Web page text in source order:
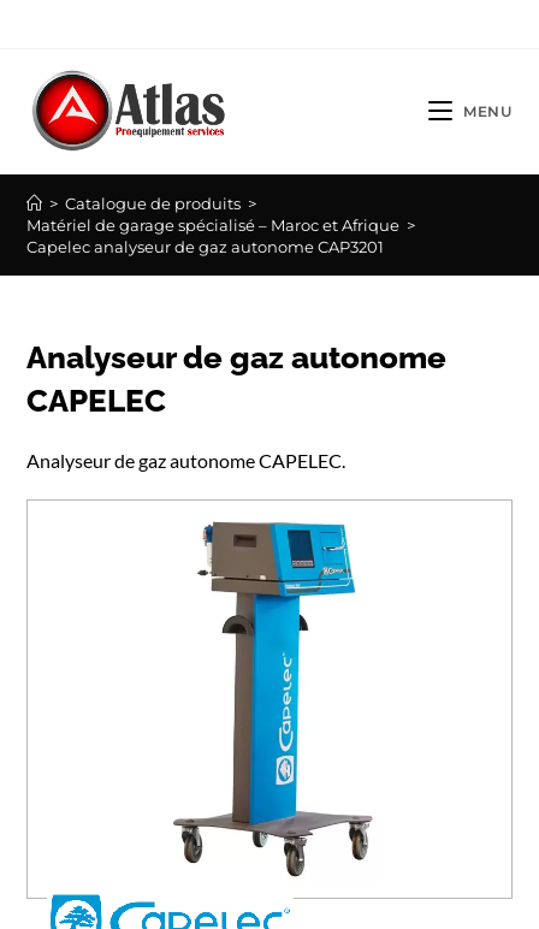
content
MENU
> Catalogue de produits >
Matériel de garage spécialisé – Maroc et Afrique >
Capelec analyseur de gaz autonome CAP3201
Analyseur de gaz autonome
CAPELEC
Analyseur de gaz autonome CAPELEC.